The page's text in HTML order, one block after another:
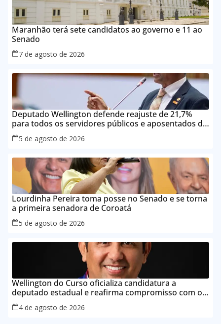
Maranhão terá sete candidatos ao governo e 11 ao
Senado
7 de agosto de 2026
Deputado Wellington defende reajuste de 21,7%
para todos os servidores públicos e aposentados do
Maranhão
5 de agosto de 2026
Lourdinha Pereira toma posse no Senado e se torna
a primeira senadora de Coroatá
5 de agosto de 2026
Wellington do Curso oficializa candidatura a
deputado estadual e reafirma compromisso com o
povo do Maranhão
4 de agosto de 2026